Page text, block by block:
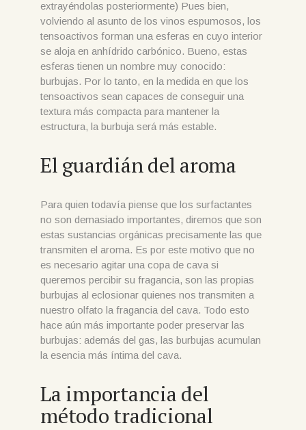
extrayéndolas posteriormente) Pues bien,
volviendo al asunto de los vinos espumosos, los
tensoactivos forman una esferas en cuyo interior
se aloja en anhídrido carbónico. Bueno, estas
esferas tienen un nombre muy conocido:
burbujas. Por lo tanto, en la medida en que los
tensoactivos sean capaces de conseguir una
textura más compacta para mantener la
estructura, la burbuja será más estable.
El guardián del aroma
Para quien todavía piense que los surfactantes
no son demasiado importantes, diremos que son
estas sustancias orgánicas precisamente las que
transmiten el aroma. Es por este motivo que no
es necesario agitar una copa de cava si
queremos percibir su fragancia, son las propias
burbujas al eclosionar quienes nos transmiten a
nuestro olfato la fragancia del cava. Todo esto
hace aún más importante poder preservar las
burbujas: además del gas, las burbujas acumulan
la esencia más íntima del cava.
La importancia del
método tradicional